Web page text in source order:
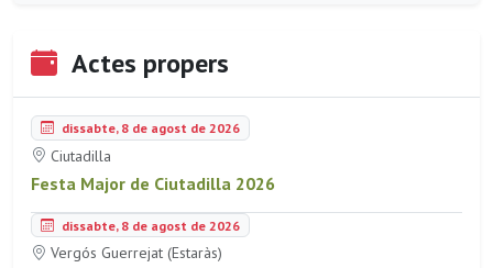
Actes propers
dissabte, 8 de agost de 2026
Ciutadilla
Festa Major de Ciutadilla 2026
dissabte, 8 de agost de 2026
Vergós Guerrejat (Estaràs)